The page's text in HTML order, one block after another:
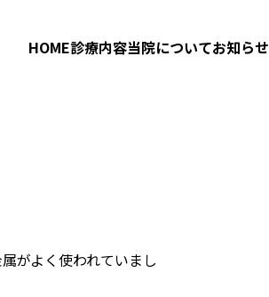
HOME診療内容当院についてお知らせ
がよく使われていまし